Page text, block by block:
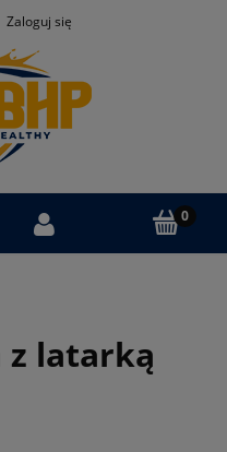
Zaloguj się
z latarką